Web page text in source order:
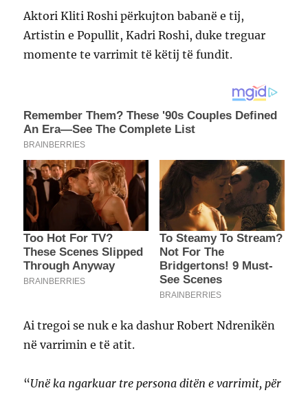
Aktori Kliti Roshi përkujton babanë e tij,
Artistin e Popullit, Kadri Roshi, duke treguar
momente te varrimit të këtij të fundit.
Ai tregoi se nuk e ka dashur Robert Ndrenikën
në varrimin e të atit.
“Unë ka ngarkuar tre persona ditën e varrimit, për